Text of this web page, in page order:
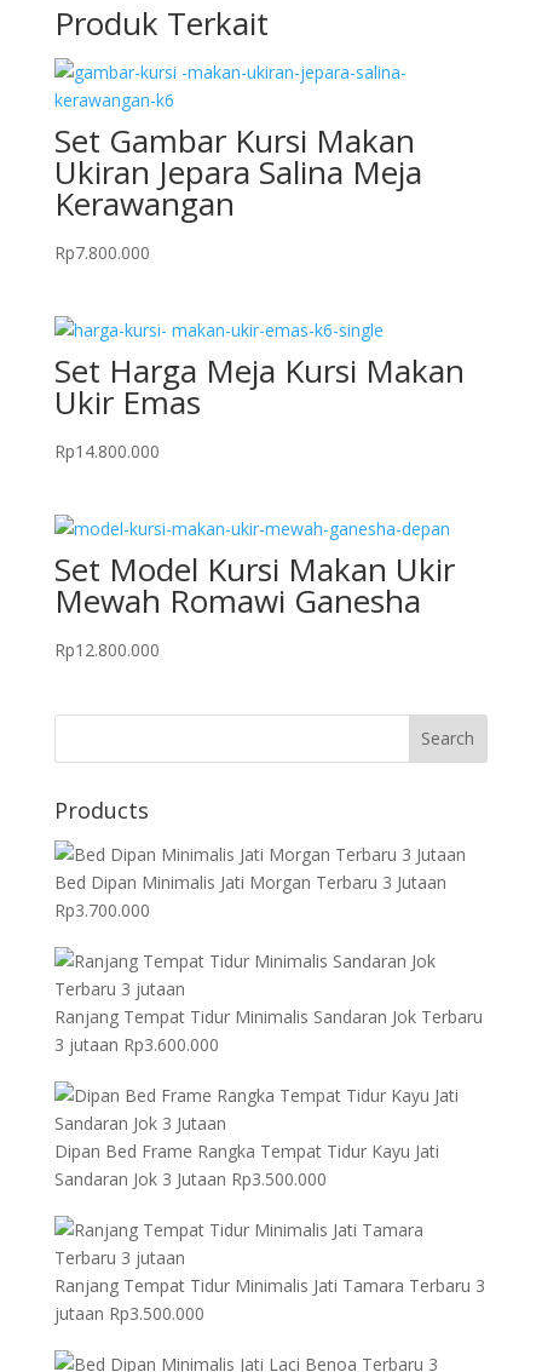
Produk Terkait
Set Gambar Kursi Makan
Ukiran Jepara Salina Meja
Kerawangan
Rp7.800.000
Set Harga Meja Kursi Makan
Ukir Emas
Rp14.800.000
Set Model Kursi Makan Ukir
Mewah Romawi Ganesha
Rp12.800.000
Search
Products
Bed Dipan Minimalis Jati Morgan Terbaru 3 Jutaan
Rp3.700.000
Ranjang Tempat Tidur Minimalis Sandaran Jok Terbaru
3 jutaan Rp3.600.000
Dipan Bed Frame Rangka Tempat Tidur Kayu Jati
Sandaran Jok 3 Jutaan Rp3.500.000
Ranjang Tempat Tidur Minimalis Jati Tamara Terbaru 3
jutaan Rp3.500.000